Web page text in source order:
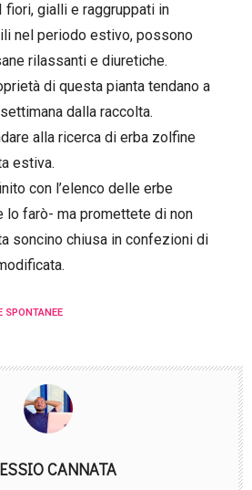
gialli e raggruppati in
nel periodo estivo, possono
rilassanti e diuretiche.
di questa pianta tendano a
dalla raccolta.
alla ricerca di erba zolfine
estiva.
con l’elenco delle erbe
farò- ma promettete di non
soncino chiusa in confezioni di
SPONTANEE
CANNATA